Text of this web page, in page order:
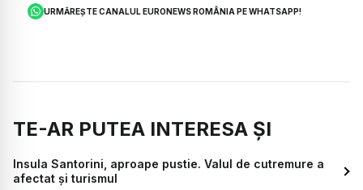
URMĂREȘTE CANALUL EURONEWS ROMÂNIA PE WHATSAPP!
TE-AR PUTEA INTERESA ȘI
Insula Santorini, aproape pustie. Valul de cutremure a
afectat și turismul